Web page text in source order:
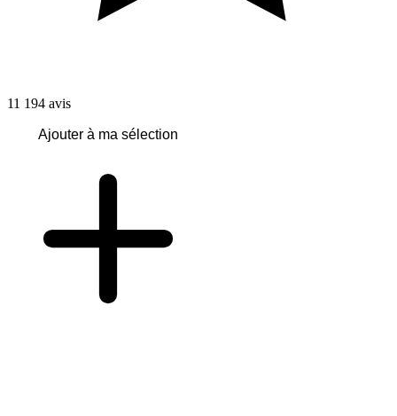
11 194 avis
Ajouter à ma sélection